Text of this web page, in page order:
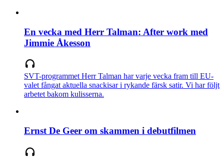
En vecka med Herr Talman: After work med
Jimmie Åkesson
SVT-programmet Herr Talman har varje vecka fram till EU-
valet fångat aktuella snackisar i rykande färsk satir. Vi har följt
arbetet bakom kulisserna.
Ernst De Geer om skammen i debutfilmen